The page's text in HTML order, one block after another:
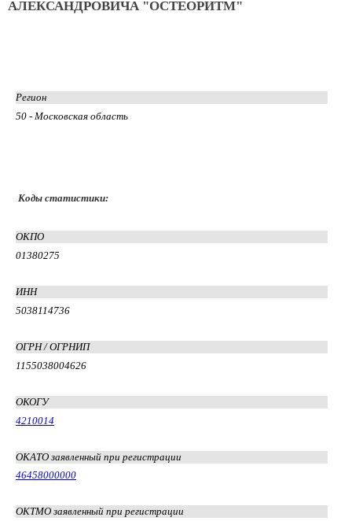
АЛЕКСАНДРОВИЧА "ОСТЕОРИТМ"
Регион
50 - Московская область
Коды статистики:
ОКПО
01380275
ИНН
5038114736
ОГРН / ОГРНИП
1155038004626
ОКОГУ
4210014
ОКАТО заявленный при регистрации
46458000000
ОКТМО заявленный при регистрации